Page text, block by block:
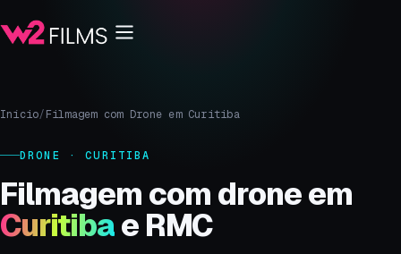
Início/Filmagem com Drone em Curitiba
DRONE · CURITIBA
Filmagem com drone em
Curitibae RMC